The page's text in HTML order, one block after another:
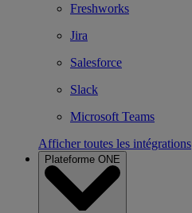
Freshworks
Jira
Salesforce
Slack
Microsoft Teams
Afficher toutes les intégrations
Plateforme ONE